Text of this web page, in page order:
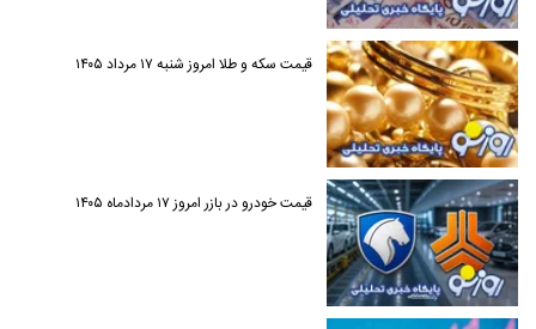
قیمت سکه و طلا امروز شنبه ۱۷ مرداد ۱۴۰۵
قیمت خودرو در بازر امروز ۱۷ مردادماه ۱۴۰۵